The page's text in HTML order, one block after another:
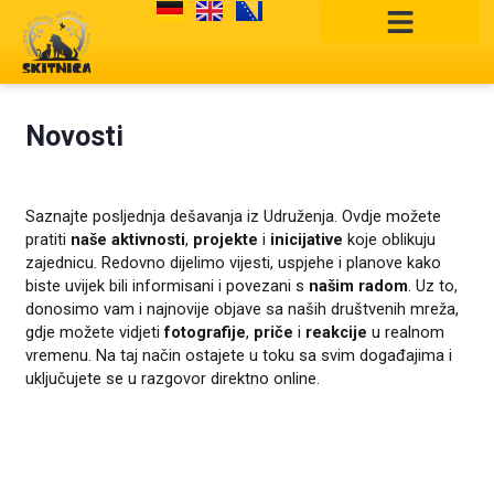
content
Novosti
Saznajte posljednja dešavanja iz Udruženja. Ovdje možete
pratiti naše aktivnosti, projekte i inicijative koje oblikuju
zajednicu. Redovno dijelimo vijesti, uspjehe i planove kako
biste uvijek bili informisani i povezani s našim radom . Uz to,
donosimo vam i najnovije objave sa naših društvenih mreža,
gdje možete vidjetifotografije, priče i reakcije u realnom
vremenu. Na taj način ostajete u toku sa svim događajima i
uključujete se u razgovor direktno online.